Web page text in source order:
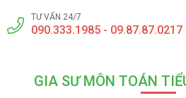
TƯ VẤN 24/7
090.333.1985 - 09.87.87.0217
GIA SƯ MÔN TOÁN